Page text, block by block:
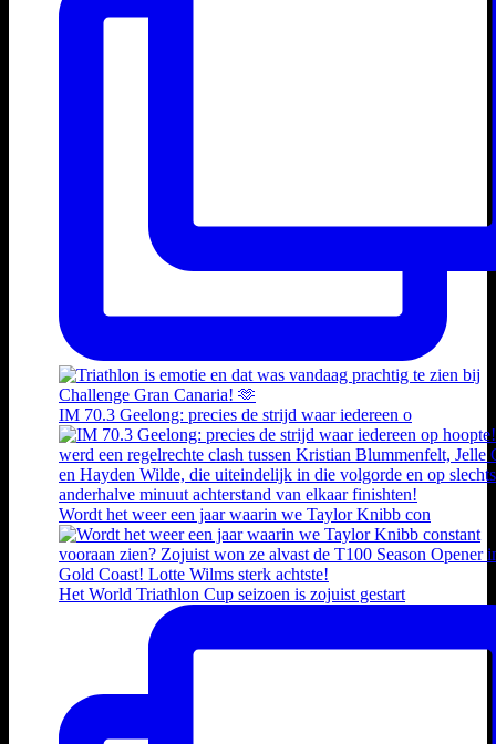
IM 70.3 Geelong: precies de strijd waar iedereen o
Wordt het weer een jaar waarin we Taylor Knibb con
Het World Triathlon Cup seizoen is zojuist gestart